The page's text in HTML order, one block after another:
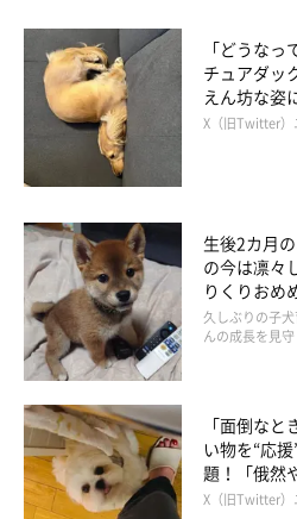
「足に挟まって満足気」
「どうな
チュアダッ
えん坊な姿
X（旧Twitter
生後2カ月
の今は凛々
りくりおめ
久しぶりの子
んの成長を見
「面倒な
い物を“応
題！「俄然
X（旧Twitter